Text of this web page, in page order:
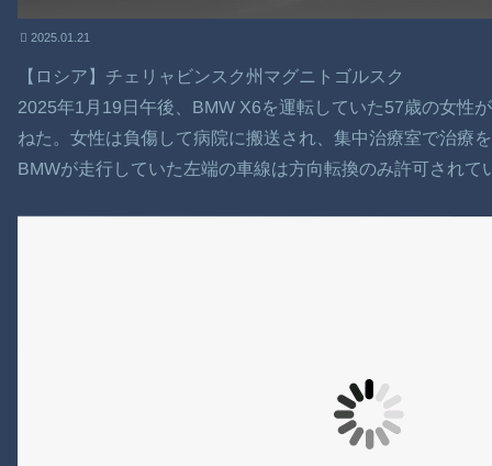
2025.01.21
【ロシア】チェリャビンスク州マグニトゴルスク
2025年1月19日午後、BMW X6を運転していた57歳の女性
ねた。女性は負傷して病院に搬送され、集中治療室で治療
BMWが走行していた左端の車線は方向転換のみ許可されて